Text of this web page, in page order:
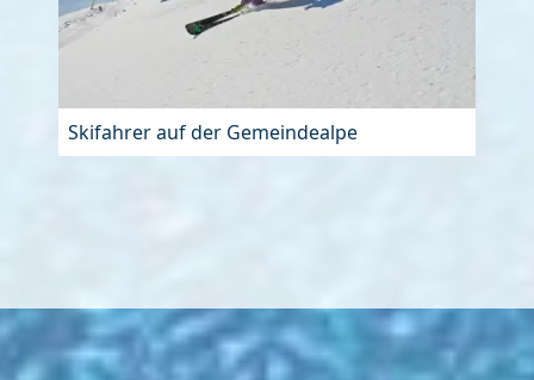
Skifahrer auf der Gemeindealpe